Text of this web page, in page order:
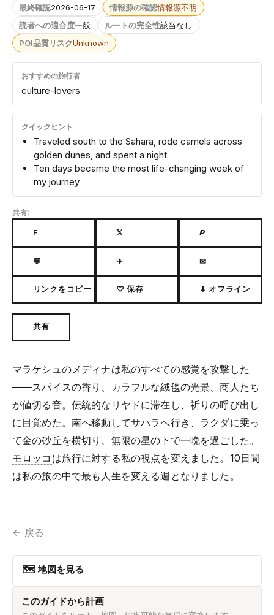
最終確認2026-06-17 情報源の確認情報源不明
読者への適合度一般 ルートの完全性該当なし
POI品質リスクUnknown
おすすめの旅行者
culture-lovers
クイックヒント
Traveled south to the Sahara, rode camels across
golden dunes, and spent a night
Ten days became the most life-changing week of
my journey
共有:
F 𝕏 𝙋
💬 ✈ ✉
リンクをコピー ♡ 保存 ⬇ オフライン
共有
マラケシュのメディナは私のすべての感覚を攻撃した
——スパイスの香り、カラフルな絨毯の光景、商人たち
が値切る音。伝統的なリヤドに滞在し、祈りの呼び出し
に目覚めた。南へ移動してサハラへ行き、ラクダに乗っ
て金の砂丘を横切り、無限の星の下で一晩を過ごした。
モロッコ は旅行に対する私の視点を変えました。10日間
は私の旅の中で最も人生を変える週となりました。
← 戻る
🗺 地図を見る
このガイドから計画